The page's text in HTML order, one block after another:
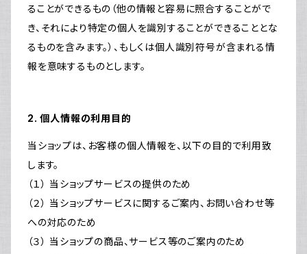
ることができるもの（他の情報と容易に照合することがで
き、それにより特定の個人を識別することができることとな
るものを含みます。）、もしくは個人識別符号が含まれる情
報を意味するものとします。
2. 個人情報の利用目的
当ショップは、お客様の個人情報を、以下の目的で利用致
します。
（１） 当ショップサービスの提供のため
（２） 当ショップサービスに関するご案内、お問い合わせ等
への対応のため
（３） 当ショップの商品、サービス等のご案内のため